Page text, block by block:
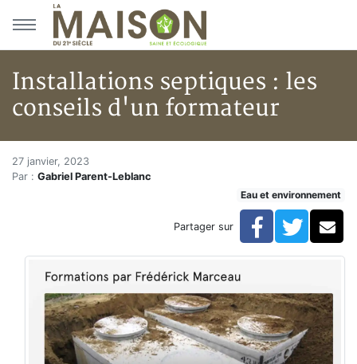
Aller au menu principal
Aller au contenu principal
Installations septiques : les
conseils d'un formateur
Accueil
Articles
Installations septiques : les conseils d'un formateur
Installations septiques : les
27 janvier, 2023
Par : Gabriel Parent-Leblanc
Eau et environnement
Partager sur Facebook